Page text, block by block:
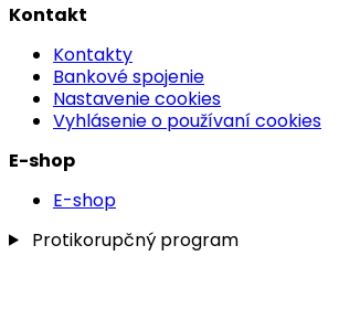
Kontakt
Kontakty
Bankové spojenie
Nastavenie cookies
Vyhlásenie o používaní cookies
E-shop
E-shop
Protikorupčný program